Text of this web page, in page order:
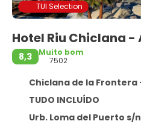
TUI Selection
Hotel Riu Chiclana -
8,3
Muito bom
7502
Chiclana de la Frontera
TUDO INCLUÍDO
Urb. Loma del Puerto s/n,